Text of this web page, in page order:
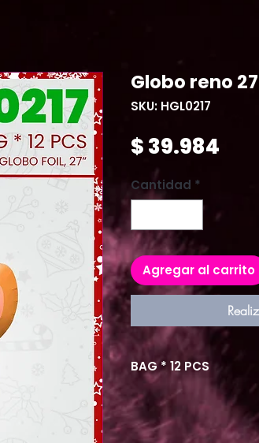
Globo reno
SKU: HGL0217
$ 39.984
Cantidad *
Agregar al carrito
BAG * 12 PCS